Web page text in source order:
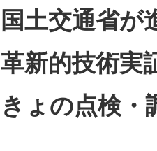
国土交通省が
革新的技術実
きょの点検・